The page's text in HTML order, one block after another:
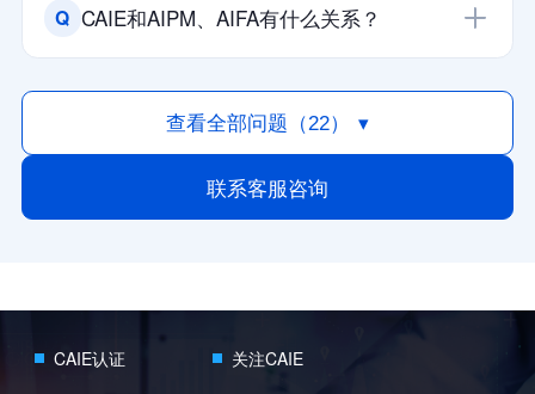
型应用、工程化实践和数智化项目落地。
查看详情
Q CAIE和AIPM、AIFA有什么关系？
岗位进阶认证。查看全部问题（22） ▾
联系客服咨询
CAIE认证 关注CAIE